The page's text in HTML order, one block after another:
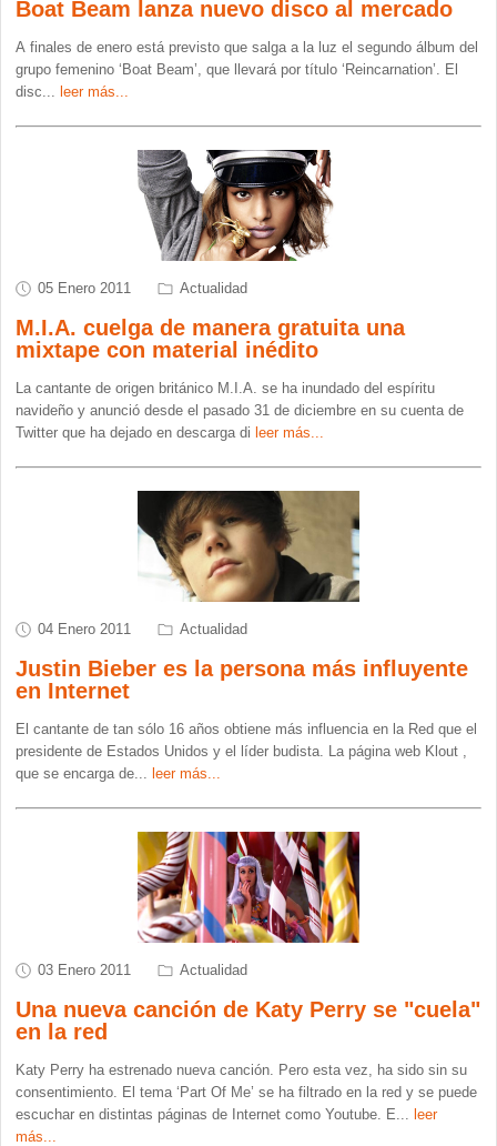
Boat Beam lanza nuevo disco al mercado
A finales de enero está previsto que salga a la luz el segundo álbum del
grupo femenino ‘Boat Beam’, que llevará por título ‘Reincarnation’. El
disc
leer más...
05 Enero 2011 Actualidad
M.I.A. cuelga de manera gratuita una
mixtape con material inédito
La cantante de origen británico M.I.A. se ha inundado del espíritu
navideño y anunció desde el pasado 31 de diciembre en su cuenta de
Twitter que ha dejado en descarga di leer más...
04 Enero 2011 Actualidad
Justin Bieber es la persona más influyente
en Internet
El cantante de tan sólo 16 años obtiene más influencia en la Red que el
presidente de Estados Unidos y el líder budista. La página web Klout ,
que se encarga de
leer más...
03 Enero 2011 Actualidad
Una nueva canción de Katy Perry se "cuela"
en la red
Katy Perry ha estrenado nueva canción. Pero esta vez, ha sido sin su
consentimiento. El tema ‘Part Of Me’ se ha filtrado en la red y se puede
escuchar en distintas páginas de Internet como Youtube. E
leer
más...